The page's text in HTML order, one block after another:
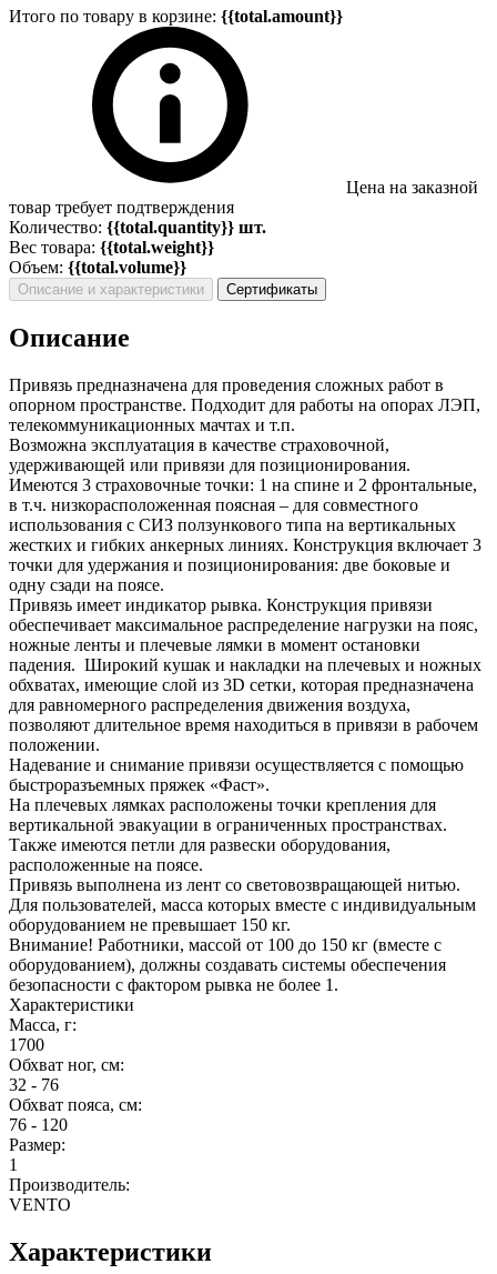
Итого по товару в корзине: {{total.amount}}
Цена на заказной
товар требует подтверждения
Количество: {{total.quantity}} шт.
Вес товара: {{total.weight}}
Объем: {{total.volume}}
Описание и характеристики Сертификаты
Описание
Привязь предназначена для проведения сложных работ в
опорном пространстве. Подходит для работы на опорах ЛЭП,
телекоммуникационных мачтах и т.п.
Возможна эксплуатация в качестве страховочной,
удерживающей или привязи для позиционирования.
Имеются 3 страховочные точки: 1 на спине и 2 фронтальные,
в т.ч. низкорасположенная поясная – для совместного
использования с СИЗ ползункового типа на вертикальных
жестких и гибких анкерных линиях. Конструкция включает 3
точки для удержания и позиционирования: две боковые и
одну сзади на поясе.
Привязь имеет индикатор рывка. Конструкция привязи
обеспечивает максимальное распределение нагрузки на пояс,
ножные ленты и плечевые лямки в момент остановки
падения. Широкий кушак и накладки на плечевых и ножных
обхватах, имеющие слой из 3D сетки, которая предназначена
для равномерного распределения движения воздуха,
позволяют длительное время находиться в привязи в рабочем
положении.
Надевание и снимание привязи осуществляется с помощью
быстроразъемных пряжек «Фаст».
На плечевых лямках расположены точки крепления для
вертикальной эвакуации в ограниченных пространствах.
Также имеются петли для развески оборудования,
расположенные на поясе.
Привязь выполнена из лент со световозвращающей нитью.
Для пользователей, масса которых вместе с индивидуальным
оборудованием не превышает 150 кг.
Внимание! Работники, массой от 100 до 150 кг (вместе с
оборудованием), должны создавать системы обеспечения
безопасности с фактором рывка не более 1.
Характеристики
Масса, г:
1700
Обхват ног, см:
32 - 76
Обхват пояса, см:
76 - 120
Размер:
1
Производитель:
VENTO
Характеристики